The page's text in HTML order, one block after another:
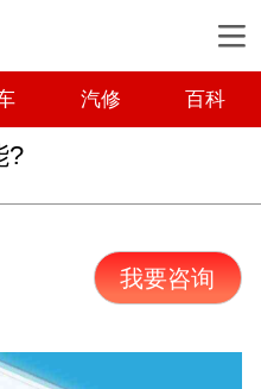
汽修 百科
?
我要咨询